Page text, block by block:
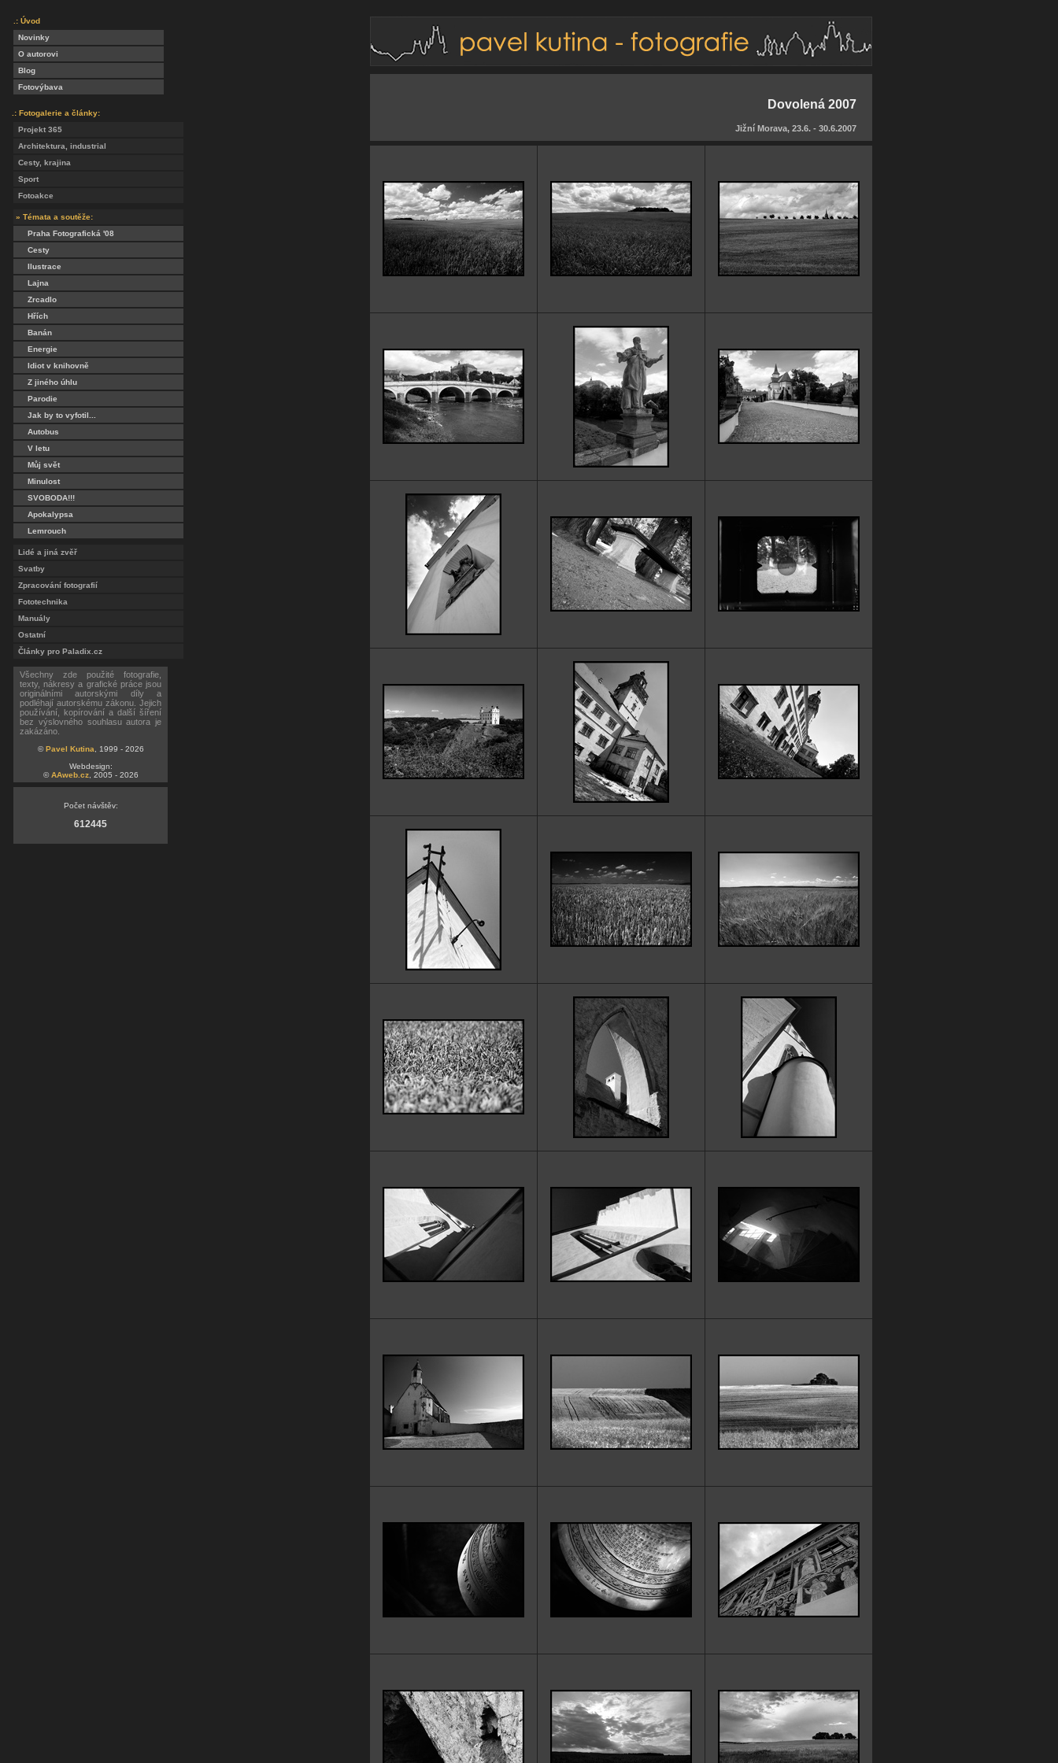
.: Úvod
Novinky
O autorovi
Blog
Fotovýbava
.: Fotogalerie a články:
Projekt 365
Architektura, industrial
Cesty, krajina
Sport
Fotoakce
» Témata a soutěže:
Praha Fotografická '08
Cesty
Ilustrace
Lajna
Zrcadlo
Hřích
Banán
Energie
Idiot v knihovně
Z jiného úhlu
Parodie
Jak by to vyfotil...
Autobus
V letu
Můj svět
Minulost
SVOBODA!!!
Apokalypsa
Lemrouch
Lidé a jiná zvěř
Svatby
Zpracování fotografií
Fototechnika
Manuály
Ostatní
Články pro Paladix.cz
Všechny zde použité fotografie,
texty, nákresy a grafické práce jsou
originálními autorskými díly a
podléhají autorskému zákonu. Jejich
používání, kopírování a další šíření
bez výslovného souhlasu autora je
zakázáno.
©Pavel Kutina , 1999 - 2026
Webdesign:
©AAweb.cz, 2005 - 2026
Počet návštěv:
612445
Dovolená 2007
Jižní Morava, 23.6. - 30.6.2007